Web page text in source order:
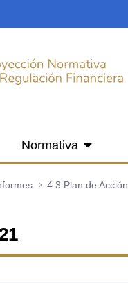
Normativa
4.3 Plan de Acción